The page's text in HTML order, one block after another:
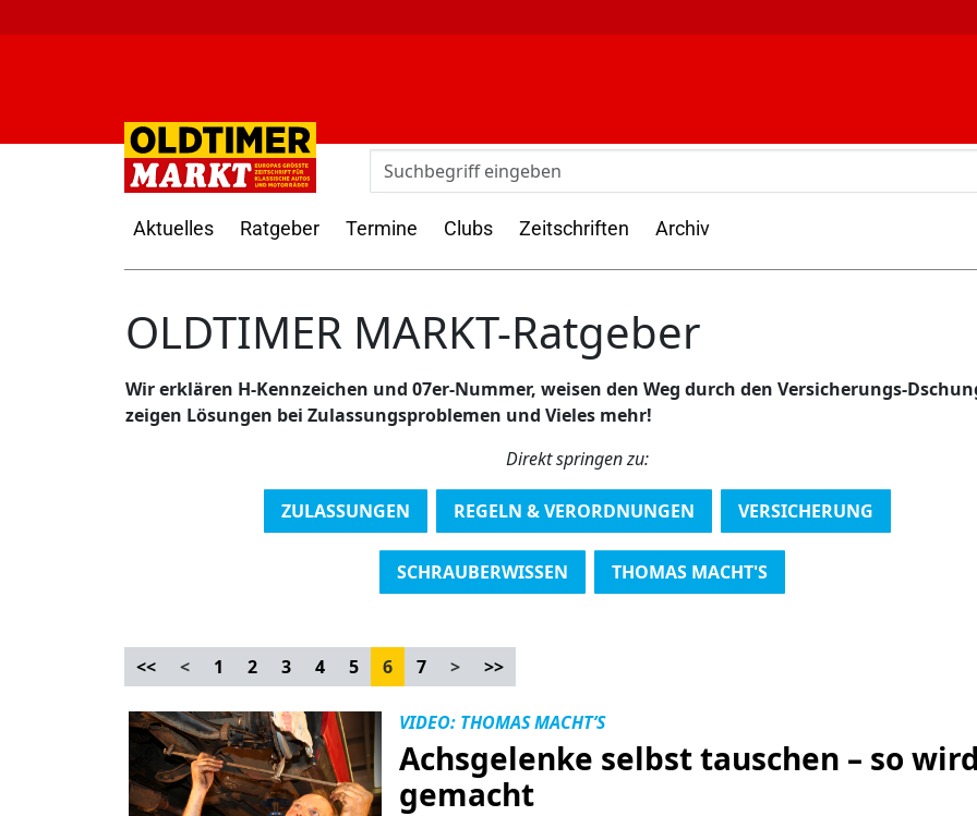
Aktuelles Ratgeber Termine Clubs Zeitschriften Archiv
OLDTIMER MARKT-Ratgeber
Wir erklären H-Kennzeichen und 07er-Nummer, weisen den Weg durch den Versicherungs-
zeigen Lösungen bei Zulassungsproblemen und Vieles mehr!
Direkt springen zu:
ZULASSUNGEN REGELN & VERORDNUNGEN VERSICHERUNG
SCHRAUBERWISSEN THOMAS MACHT'S
<< < 1 2 3 4 5 6 7 > >>
VIDEO: THOMAS MACHT’S
Achsgelenke selbst tauschen – so
gemacht